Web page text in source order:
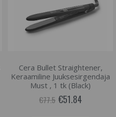
Cera Bullet Straightener,
Keraamiline Juuksesirgendaja
Must , 1 tk (Black)
€77.5 €51.84